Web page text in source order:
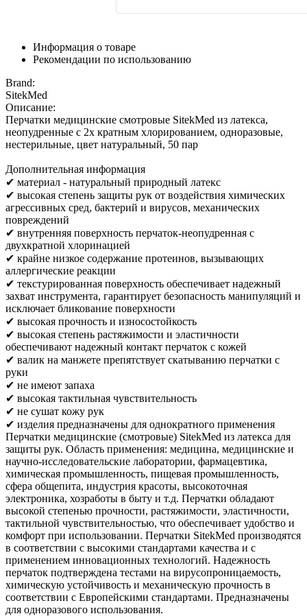
Информация о товаре
Рекомендации по использованию
Brand:
SitekMed
Описание:
Перчатки медицинские смотровые SitekMed из латекса,
неопудренные с 2х кратным хлорированием, одноразовые,
нестерильные, цвет натуральный, 50 пар
Дополнительная информация
✔ материал - натуральный природный латекс
✔ высокая степень защиты рук от воздействия химических
агрессивных сред, бактерий и вирусов, механических
повреждений
✔ внутренняя поверхность перчаток-неопудренная с
двухкратной хлоринацией
✔ крайне низкое содержание протеинов, вызывающих
аллергические реакции
✔ текстурированная поверхность обеспечивает надежный
захват инструмента, гарантирует безопасность манипуляций и
исключает бликование поверхности
✔ высокая прочность и износостойкость
✔ высокая степень растяжимости и эластичности
обеспечивают надежный контакт перчаток с кожей
✔ валик на манжете препятствует скатыванию перчатки с
руки
✔ не имеют запаха
✔ высокая тактильная чувствительность
✔ не сушат кожу рук
✔ изделия предназначены для однократного применения
Перчатки медицинские (смотровые) SitekMed из латекса для
защиты рук. Область применения: медицина, медицинские и
научно-исследовательские лаборатории, фармацевтика,
химическая промышленность, пищевая промышленность,
сфера общепита, индустрия красоты, высокоточная
электроника, хозработы в быту и т.д. Перчатки обладают
высокой степенью прочности, растяжимости, эластичности,
тактильной чувствительностью, что обеспечивает удобство и
комфорт при использовании. Перчатки SitekMed производятся
в соответствии с высокими стандартами качества и с
применением инновационных технологий. Надежность
перчаток подтверждена тестами на вирусопроницаемость,
химическую устойчивость и механическую прочность в
соответствии с Европейскими стандартами. Предназначены
для одноразового использования.